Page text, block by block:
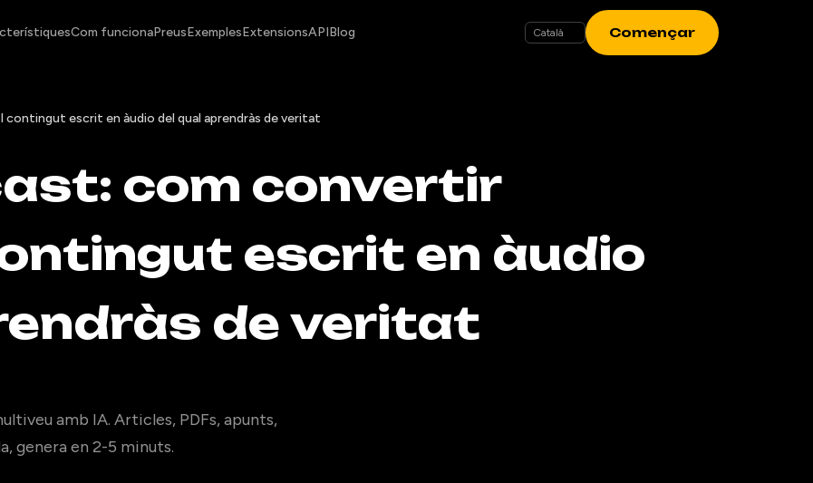
Com funcionaPreusExemplesExtensionsAPIBlog Començar
escrit en àudio del qual aprendràs de veritat
com convertir
escrit en àudio
de veritat
amb IA. Articles, PDFs, apunts,
genera en 2-5 minuts.